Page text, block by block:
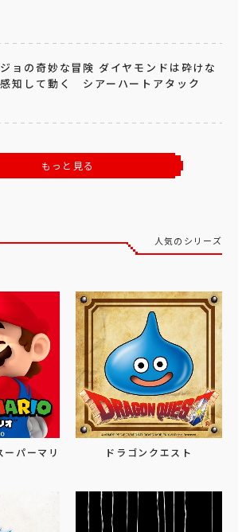
ジョの奇妙な冒険 ダイヤモンドは砕けな
知して動く シアーハートアタック
もっと見る
人気のシリーズ
パーマリ
ドラゴンクエスト